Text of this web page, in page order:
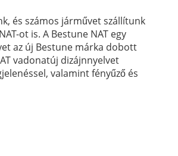
és számos járművet szállítunk
ot is. A Bestune NAT egy
az új Bestune márka dobott
vadonatúj dizájnnyelvet
valamint fényűző és